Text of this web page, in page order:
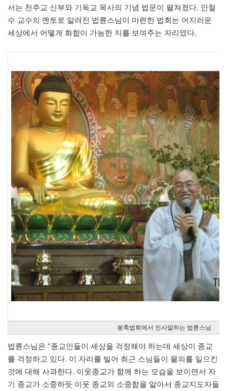
서는 천주교 신부와 기독교 목사의 기념 법문이 펼쳐졌다. 안철
수 교수의 멘토로 알려진 법륜스님이 마련한 법회는 어지러운
세상에서 어떻게 화합이 가능한 지를 보여주는 자리였다.
봉축법회에서 인사말하는 법륜스님.
법륜스님은 “종교인들이 세상을 걱정해야 하는데 세상이 종교
를 걱정하고 있다. 이 자리를 빌어 최근 스님들이 물의를 일으킨
것에 대해 사과한다. 이웃종교가 함께 하는 모습을 보이면서 자
기 종교가 소중하듯 이웃 종교의 소중함을 알아서 종교지도자들